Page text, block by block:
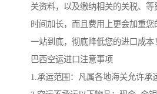
关资料，以及缴纳相关的关税、等
时间加长，而且费用上更会加重您
一站到底，彻底降低您的进口成本！
巴西空运进口注意事项
1.承运范围：凡属各地海关允许承